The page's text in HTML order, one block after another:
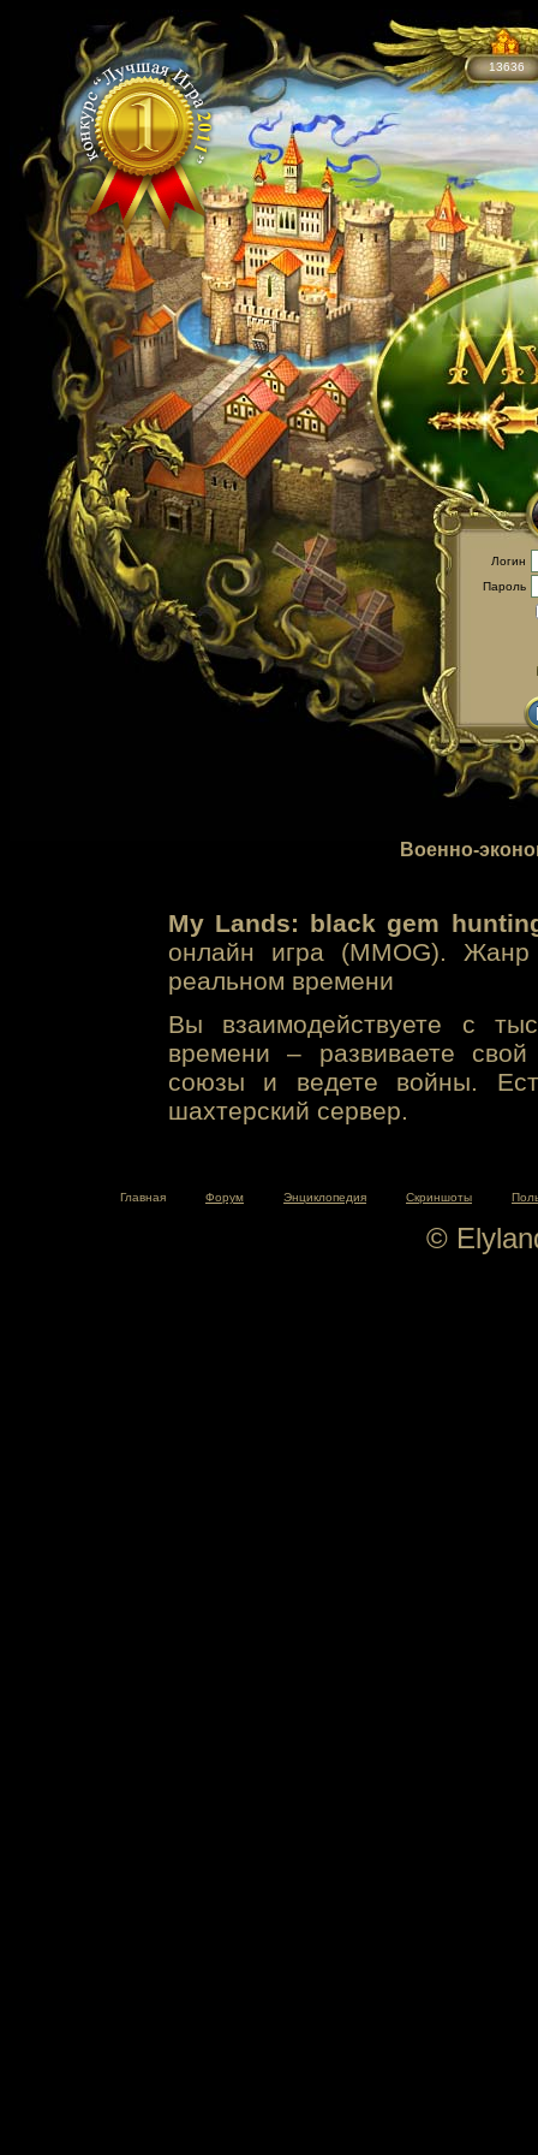
13636
Логин
Пароль
Военно-
My Lands: black gem
онлайн игра (MMOG). Жанр
реальном времени
Вы взаимодействуете с
времени – развиваете свой
союзы и ведете войны.
шахтерский сервер.
Главная Форум Энциклопедия Скриншоты
©